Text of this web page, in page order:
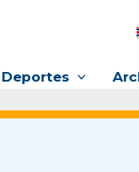
Deportes